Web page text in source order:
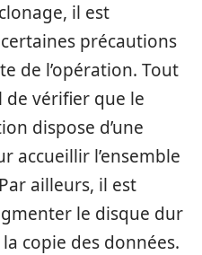
il est
précautions
de l’opération. Tout
de vérifier que le
dispose d’une
accueillir l’ensemble
ailleurs, il est
le disque dur
copie des données.